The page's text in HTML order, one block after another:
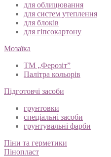
для облицювання
для систем утеплення
для блоків
для гіпсокартону
Мозаїка
ТМ „Ферозіт”
Палітра кольорів
Підготовчі засоби
грунтовки
спеціальні засоби
грунтувальні фарби
Піни та герметики
Пінопласт